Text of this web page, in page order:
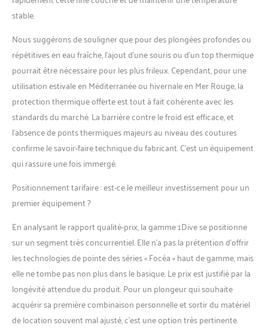
stable.
Nous suggérons de souligner que pour des plongées profondes ou
répétitives en eau fraîche, l’ajout d’une souris ou d’un top thermique
pourrait être nécessaire pour les plus frileux. Cependant, pour une
utilisation estivale en Méditerranée ou hivernale en Mer Rouge, la
protection thermique offerte est tout à fait cohérente avec les
standards du marché. La barrière contre le froid est efficace, et
l’absence de ponts thermiques majeurs au niveau des coutures
confirme le savoir-faire technique du fabricant. C’est un équipement
qui rassure une fois immergé.
Positionnement tarifaire : est-ce le meilleur investissement pour un
premier équipement ?
En analysant le rapport qualité-prix, la gamme 1Dive se positionne
sur un segment très concurrentiel. Elle n’a pas la prétention d’offrir
les technologies de pointe des séries « Focéa » haut de gamme, mais
elle ne tombe pas non plus dans le basique. Le prix est justifié par la
longévité attendue du produit. Pour un plongeur qui souhaite
acquérir sa première combinaison personnelle et sortir du matériel
de location souvent mal ajusté, c’est une option très pertinente.